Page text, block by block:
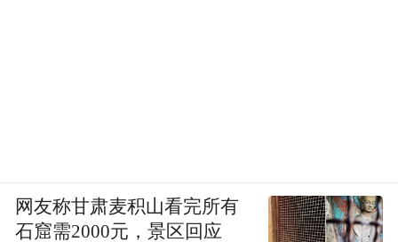
网友称甘肃麦积山看完所有
石窟需2000元，景区回应